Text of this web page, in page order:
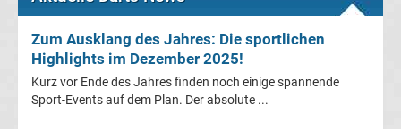
Erg.
Zum Ausklang des Jahres: Die sportlichen
Highlights im Dezember 2025!
Kurz vor Ende des Jahres finden noch einige spannende
Sport-Events auf dem Plan. Der absolute ...